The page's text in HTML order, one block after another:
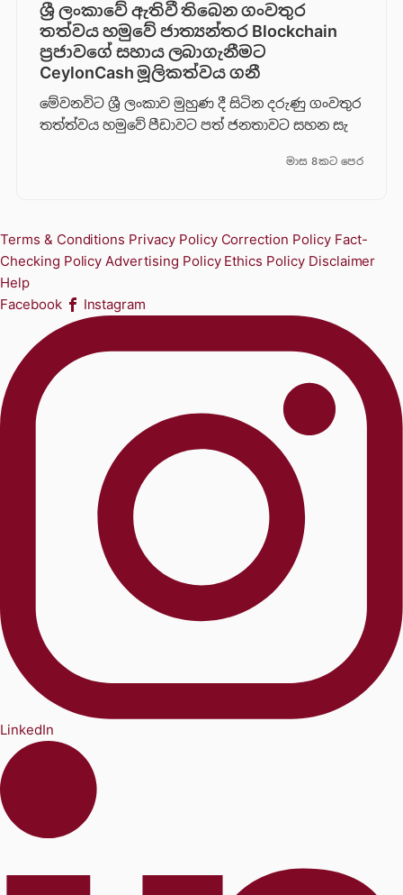
ශ්‍රී ලංකාවේ ඇතිවී තිබෙන ගංවතුර
තත්වය හමුවේ ජාත්‍යන්තර Blockchain
ප්‍රජාවගේ සහාය ලබාගැනීමට
CeylonCash මූලිකත්වය ග​නී
මේවනවිට ශ්‍රී ලංකාව මුහුණ දී සිටින දරුණු ගංවතුර
තත්ත්වය හමුවේ පීඩාවට පත් ජනතාවට සහන සැ
මාස 8කට පෙර
Terms & Conditions Privacy Policy Correction Policy Fact-
Checking Policy Advertising Policy Ethics Policy Disclaimer
Help
Facebook
Instagram
LinkedIn